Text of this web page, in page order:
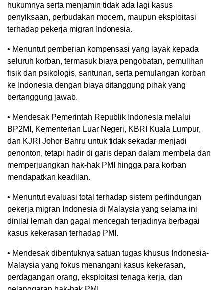
hukumnya serta menjamin tidak ada lagi kasus
penyiksaan, perbudakan modern, maupun eksploitasi
terhadap pekerja migran Indonesia.
• Menuntut pemberian kompensasi yang layak kepada
seluruh korban, termasuk biaya pengobatan, pemulihan
fisik dan psikologis, santunan, serta pemulangan korban
ke Indonesia dengan biaya ditanggung pihak yang
bertanggung jawab.
• Mendesak Pemerintah Republik Indonesia melalui
BP2MI, Kementerian Luar Negeri, KBRI Kuala Lumpur,
dan KJRI Johor Bahru untuk tidak sekadar menjadi
penonton, tetapi hadir di garis depan dalam membela dan
memperjuangkan hak-hak PMI hingga para korban
mendapatkan keadilan.
• Menuntut evaluasi total terhadap sistem perlindungan
pekerja migran Indonesia di Malaysia yang selama ini
dinilai lemah dan gagal mencegah terjadinya berbagai
kasus kekerasan terhadap PMI.
• Mendesak dibentuknya satuan tugas khusus Indonesia-
Malaysia yang fokus menangani kasus kekerasan,
perdagangan orang, eksploitasi tenaga kerja, dan